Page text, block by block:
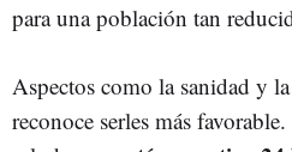
para una población tan
Aspectos como la sanidad y
reconoce serles más